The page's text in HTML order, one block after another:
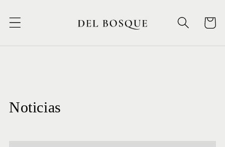
al contenido
Carrito
Noticias